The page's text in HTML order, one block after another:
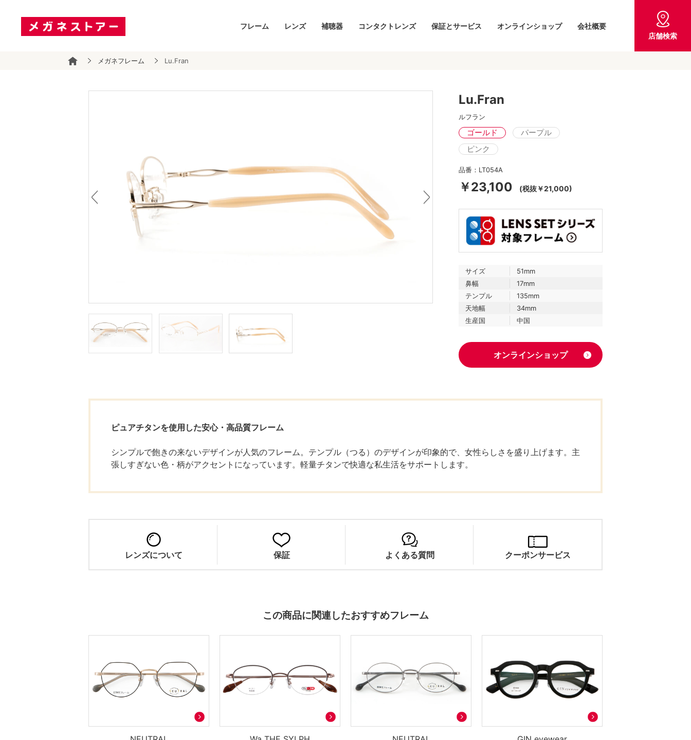
フレーム レンズ 補聴器 コンタクトレンズ 保証とサービス オンラインショップ
会社概要
店舗検索
メガネフレーム Lu.Fran
Lu.Fran
ルフラン
ゴールド
パープル
ピンク
品番：LT054A
￥23,100 (税抜￥21,000)
サイズ
51mm
鼻幅
17mm
テンプル
135mm
天地幅
34mm
生産国
中国
オンラインショップ
ピュアチタンを使用した安心・高品質フレーム
シンプルで飽きの来ないデザインが人気のフレーム。テンプル（つる）のデザインが印象的で、女性らしさを盛り上げます。主
張しすぎない色・柄がアクセントになっています。軽量チタンで快適な私生活をサポートします。
レンズについて 保証 よくある質問 クーポンサービス
この商品に関連したおすすめフレーム